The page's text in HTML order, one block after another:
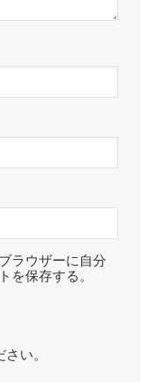
ラウザーに自分
を保存する。
い。